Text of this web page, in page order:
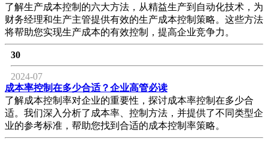
了解生产成本控制的六大方法，从精益生产到自动化技术，为
财务经理和生产主管提供有效的生产成本控制策略。这些方法
将帮助您实现生产成本的有效控制，提高企业竞争力。
30
2024-07
成本率控制在多少合适？企业高管必读
了解成本控制率对企业的重要性，探讨成本率控制在多少合
适。我们深入分析了成本率、控制方法，并提供了不同类型企
业的参考标准，帮助您找到合适的成本控制率策略。